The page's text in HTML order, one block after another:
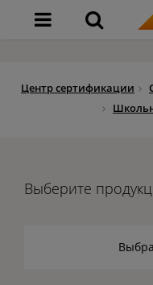
Центр сертификации
Выберите